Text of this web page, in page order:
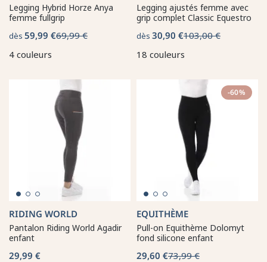
Legging Hybrid Horze Anya
femme fullgrip
dès 59,99 €69,99 €
4 couleurs
Legging ajustés femme avec
grip complet Classic Equestro
dès 30,90 €103,00 €
18 couleurs
RIDING WORLD
Pantalon Riding World Agadir
enfant
29,99 €
-60%
EQUITHÈME
Pull-on Equithème Dolomyt
fond silicone enfant
29,60 €73,99 €